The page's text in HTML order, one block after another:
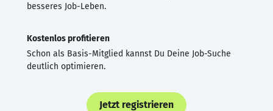
besseres Job-Leben.
Kostenlos profitieren
Schon als Basis-Mitglied kannst Du Deine Job-Suche
deutlich optimieren.
Jetzt registrieren